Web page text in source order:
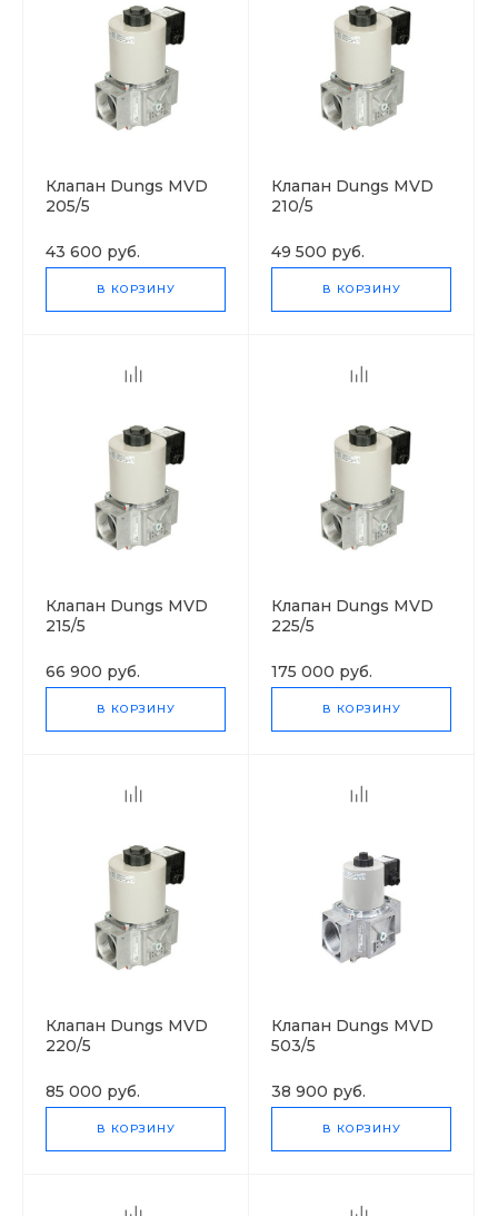
Клапан Dungs MVD
205/5
43 600 руб.
В КОРЗИНУ
Клапан Dungs MVD
210/5
49 500 руб.
В КОРЗИНУ
Клапан Dungs MVD
215/5
66 900 руб.
В КОРЗИНУ
Клапан Dungs MVD
225/5
175 000 руб.
В КОРЗИНУ
Клапан Dungs MVD
220/5
85 000 руб.
В КОРЗИНУ
Клапан Dungs MVD
503/5
38 900 руб.
В КОРЗИНУ